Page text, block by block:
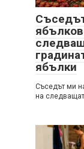
ябълки
Съседът ми
на